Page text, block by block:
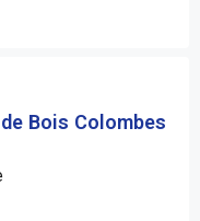
Bois Colombes